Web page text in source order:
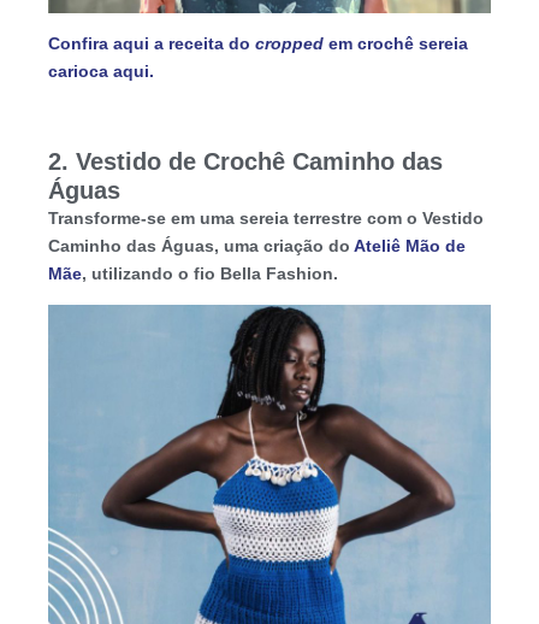
Confira aqui a receita do cropped em crochê sereia
carioca aqui.
2. Vestido de Crochê Caminho das
Águas
Transforme-se em uma sereia terrestre com o Vestido
Caminho das Águas, uma criação do Ateliê Mão de
Mãe, utilizando o fio Bella Fashion.